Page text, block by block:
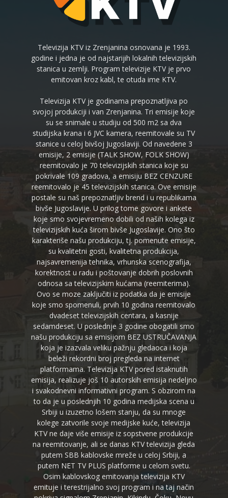
Televizija KTV iz Zrenjanina osnovana je 1993.
godine i jedna je od najstarijih lokalnih televizijskih
stanica u zemlji. Program televizije KTV je prvo
emitovan kroz kabl, te otuda ime KTV.
Televizija KTV je godinama prepoznatljiva po
svojoj produkciji i van Zrenjanina. Tri emisije koje
su se snimale u studiju od 500 m2 sa dva
studijska krana i 6 JVC kamera, reemitovale su TV
stanice u celoj bivšoj Jugoslaviji. Od navedene 3
emisije, 2 emisije (TALK SHOW, FOLK SHOW)
reemitovalo je 70 televizijskih stanica koje su
pokrivale 109 gradova, a emisiju BEZ CENZURE
reemitovalo je 45 televizijskih stanica. Ove emisije
postale su naš prepoznatljiv brend i u republikama
bivše Jugoslavije. U prilog tome govore i ankete
koje smo svojevremeno dobili od naših kolega iz
televizijskih kuća širom bivše Jugoslavije. Ono što
karakteriše našu produkciju, tj. pomenute emisije,
su kvalitetni gosti, kvalitetna produkcija,
najsavremenija tehnika, vrhunska scenografija,
korektnost u radu i poštovanje dobrih poslovnih
odnosa sa televizijskim kućama (reemiterima).
Ovo se moze zaključiti iz podatka da je emisije
koje smo spomenuli, prvih 10 godina reemitovalo
dvadeset televizijskih centara, a kasnije
sedamdeset. U poslednje 3 godine obogatili smo
našu produkciju sa emisijom BEZ USTRUČAVANJA
koja je izazvala veliku pažnju gledaoca i koja
beleži rekordni broj pregleda na internet
platformama. Televizija KTV pored istaknutih
emisija, realizuje još 10 autorskih emisija nedeljno
i svakodnevni informativni program. S obzirom na
to da je u poslednjih 10 godina medijska scena u
Srbiji u izuzetno lošem stanju, da su mnoge
kolege zatvorile svoje medijske kuće, televizija
KTV ne daje više emisije iz sopstvene produkcije
na reemitovanje, ali se danas KTV televizija gleda
putem SBB kablovske mreže u celoj Srbiji, a
putem NET TV PLUS platforme u celom svetu.
Osim kablovskog emitovanja televizija KTV
emituje i terestrijalno svoj program i na taj način